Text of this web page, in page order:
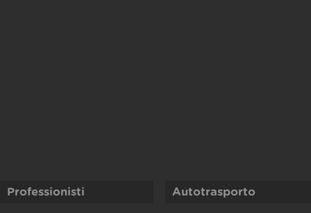
Professionisti Autotrasporto